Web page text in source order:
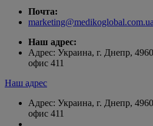
Почта:
marketing@medikoglobal.com.ua
Наш адрес:
Адрес: Украина, г. Днепр,
офис 411
Наш адрес
Адрес: Украина, г. Днепр,
офис 411